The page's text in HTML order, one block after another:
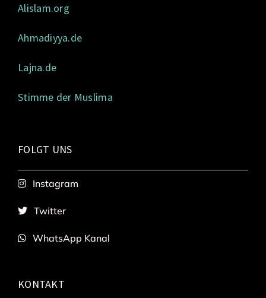
Alislam.org
Ahmadiyya.de
Lajna.de
Stimme der Muslima
FOLGT UNS
Instagram
Twitter
WhatsApp Kanal
KONTAKT